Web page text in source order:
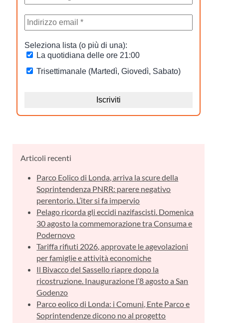
Articoli recenti
Parco Eolico di Londa, arriva la scure della
Soprintendenza PNRR: parere negativo
perentorio. L’iter si fa impervio
Pelago ricorda gli eccidi nazifascisti. Domenica
30 agosto la commemorazione tra Consuma e
Podernovo
Tariffa rifiuti 2026, approvate le agevolazioni
per famiglie e attività economiche
Il Bivacco del Sassello riapre dopo la
ricostruzione. Inaugurazione l’8 agosto a San
Godenzo
Parco eolico di Londa: i Comuni, Ente Parco e
Soprintendenze dicono no al progetto